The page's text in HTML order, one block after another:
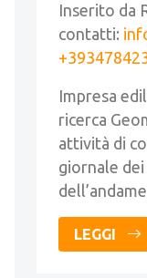
Inserito da
contatti:
Impresa
ricerca
attività di
giornale
LEGGI